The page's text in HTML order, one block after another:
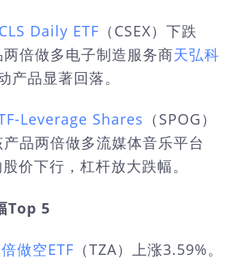
Daily ETF （CSEX）下跌
倍做多电子制造服务商天弘科
产品显著回落。
Leverage Shares （SPOG）
品两倍做多流媒体音乐平台
股价下行，杠杆放大跌幅。
Top 5
做空ETF （TZA）上涨3.59%。